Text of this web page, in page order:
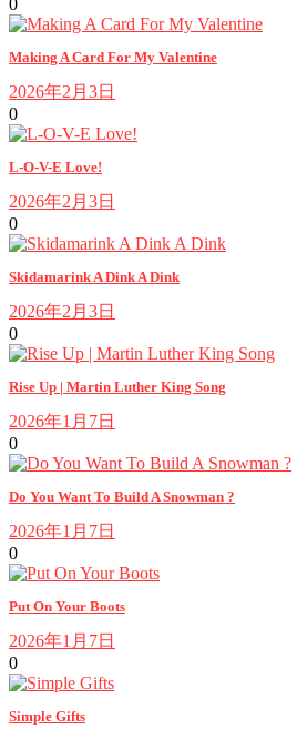
Making A Card For My Valentine
2026年2月3日
0
L-O-V-E Love!
2026年2月3日
0
Skidamarink A Dink A Dink
2026年2月3日
0
Rise Up | Martin Luther King Song
2026年1月7日
0
Do You Want To Build A Snowman ?
2026年1月7日
0
Put On Your Boots
2026年1月7日
0
Simple Gifts